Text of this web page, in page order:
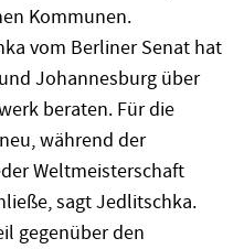
Kommunen.
vom Berliner Senat hat
Johannesburg über
beraten. Für die
während der
Weltmeisterschaft
sagt Jedlitschka.
gegenüber den